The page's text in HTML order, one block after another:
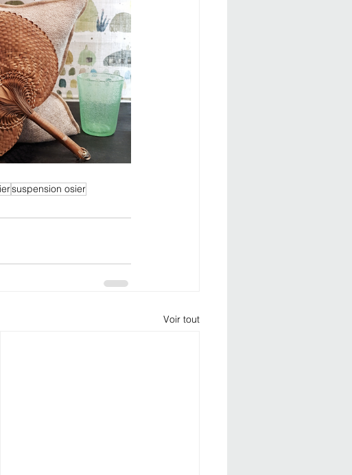
suspension osier
Voir tout